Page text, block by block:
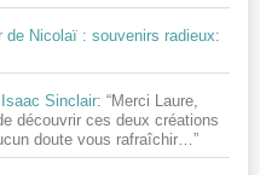
de Nicolaï : souvenirs radieux:
Sinclair: “Merci Laure,
découvrir ces deux créations
doute vous rafraîchir… ”